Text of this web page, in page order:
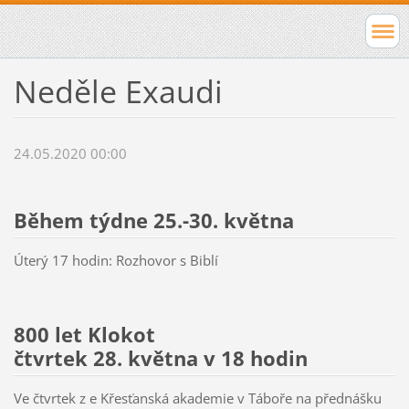
Neděle Exaudi
24.05.2020 00:00
Během týdne 25.-30. května
Úterý 17 hodin: Rozhovor s Biblí
800 let Klokot
čtvrtek 28. května v 18 hodin
Ve čtvrtek z e Křesťanská akademie v Táboře na přednášku